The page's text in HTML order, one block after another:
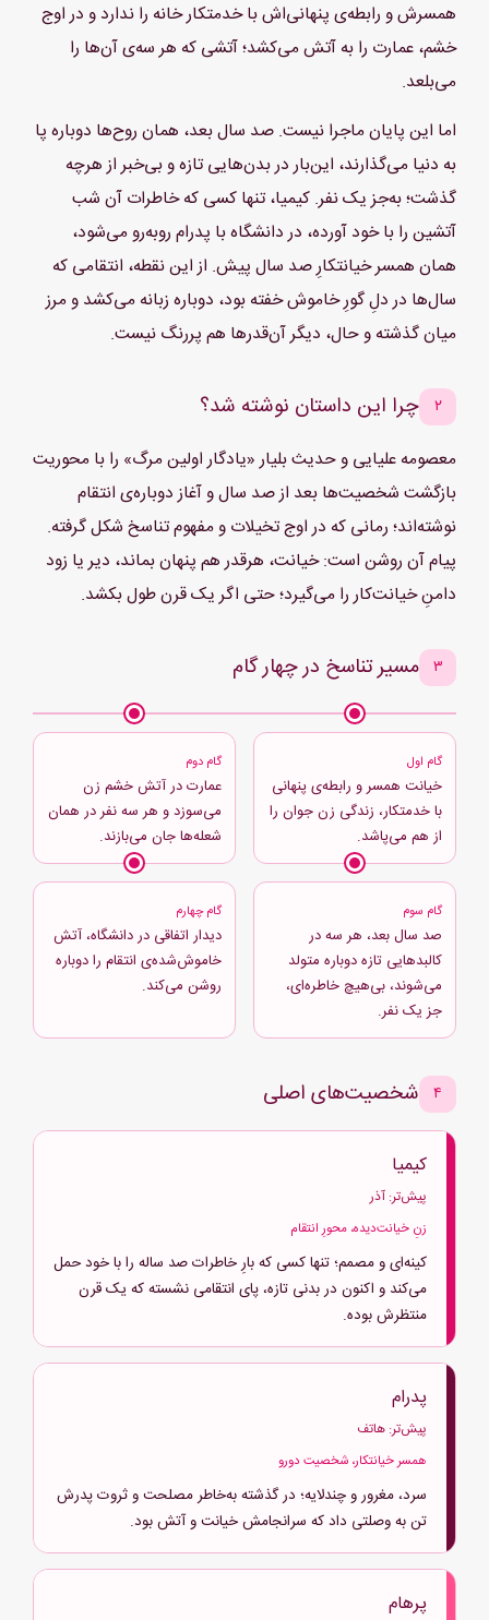
سخن باز می‌کرد. یا شاید در خانه میان اعضای خانواده‌اش حرف از
چنین شاگردی به میان می‌آورد و آبرویش را پایمال می‌کرد.
هرچه که بود، سرش را تا جایی که امکان داشت در یقه‌اش فرو برد و
خجالت در لحنش جاری شد:
- اوممم، شرمنده استاد! متوجه نشدم، می‌شه یک‌بار دیگه سوال‌تون رو
تکرار کنید؟
زیر زیرکی به دستانِ گره‌ خورده‌ی استادِ جوان و خوشتیپ که روی میز
قرار گرفته بود، نگاه کرد. میزی که گویا نقطه به نقطه‌اش از طلا ساخته
شده بود.
لبخند استاد، دوباره به طرز عجیبی کش آمد. استاد "پدرام دادفر"، کسی
سابقه نداشت تا این حد خوش اخلاق باشد و مدام لبخند روی
لب‌هایش بنشاند!
- پرسیدم از مطب خوشت اومده؟
کیمیا؛ بارِ دیگر رنگ باخت و با لکنت، لب به سخن باز کرد:
- چی..چیزه...یعنی..آ..آره واقعاً فضای د...دلنشینی داره.
پدرام؛ عینک گردی و کائوچو مانندش را روی چشم‌های پرنفوذ
مشکی‌اش گذاشت و مشغول باز کردن و مطالعه‌ی دفترچه‌ای نه چندان
کوچک از روی میز شد.
مثل همیشه که تیز بود و می‌توانست حواسش را روی چندین کار
مختلف، متمرکز نگه دارد، همزمان هم مشغول مطالعه بود و هم از کیمیا
غافل نشد:
- توئم اگه به تحصیلت ادامه بدی و به نحو احسن مطالعه کنی، در
آینده‌ای نه چندان دور، می‌تونی به همچین مطبی دست پیدا کنی.
البته...فکر نکنم با این غیبت‌های مکرر و غیرموجه آینده‌ای انتظارت رو
بکشه دخترجون!
پوزخند آرام و زیر پوستی‌ای روی لب‌های خشکیده و سفید رنگِ کیمیا،
جان گرفت.
هنوز هم مثل همان صد سال گذشته، نیش زبانش برطرف نشده بود.
همسرش و رابطه‌ی پنهانی‌اش با خدمتکار خانه را ندارد و در اوج
خشم، عمارت را به آتش می‌کشد؛ آتشی که هر سه‌ی آن‌ها را
می‌بلعد.
اما این پایان ماجرا نیست. صد سال بعد، همان روح‌ها دوباره پا
به دنیا می‌گذارند، این‌بار در بدن‌هایی تازه و بی‌خبر از هرچه
گذشت؛ به‌جز یک نفر. کیمیا، تنها کسی که خاطرات آن شب
آتشین را با خود آورده، در دانشگاه با پدرام روبه‌رو می‌شود،
همان همسر خیانتکارِ صد سال پیش. از این نقطه، انتقامی که
سال‌ها در دلِ گورِ خاموش خفته بود، دوباره زبانه می‌کشد و مرز
میان گذشته و حال، دیگر آن‌قدرها هم پررنگ نیست.
۲ چرا این داستان نوشته شد؟
معصومه علیایی و حدیث بلیار «یادگار اولین مرگ» را با محوریت
بازگشت شخصیت‌ها بعد از صد سال و آغاز دوباره‌ی انتقام
نوشته‌اند؛ رمانی که در اوج تخیلات و مفهوم تناسخ شکل گرفته.
پیام آن روشن است: خیانت، هرقدر هم پنهان بماند، دیر یا زود
دامنِ خیانت‌کار را می‌گیرد؛ حتی اگر یک قرن طول بکشد.
۳ مسیر تناسخ در چهار گام
گام اول
خیانت همسر و رابطه‌ی پنهانی
با خدمتکار، زندگی زن جوان را
از هم می‌پاشد.
گام دوم
عمارت در آتش خشم زن
می‌سوزد و هر سه نفر در همان
شعله‌ها جان می‌بازند.
گام سوم
صد سال بعد، هر سه در
کالبدهایی تازه دوباره متولد
می‌شوند، بی‌هیچ خاطره‌ای،
جز یک نفر.
گام چهارم
دیدار اتفاقی در دانشگاه، آتش
خاموش‌شده‌ی انتقام را دوباره
روشن می‌کند.
۴ شخصیت‌های اصلی
کیمیا
پیش‌تر: آذر
زنِ خیانت‌دیده، محورِ انتقام
کینه‌ای و مصمم؛ تنها کسی که بارِ خاطرات صد ساله را با خود حمل
می‌کند و اکنون در بدنی تازه، پای انتقامی نشسته که یک قرن
منتظرش بوده.
پدرام
پیش‌تر: هاتف
همسر خیانتکار، شخصیت دورو
سرد، مغرور و چندلایه؛ در گذشته به‌خاطر مصلحت و ثروت پدرش
تن به وصلتی داد که سرانجامش خیانت و آتش بود.
پرهام